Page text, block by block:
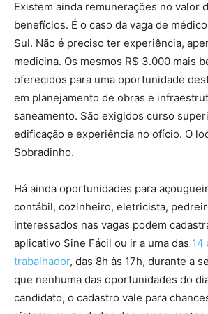
Existem ainda remunerações no valor
benefícios. É o caso da vaga de
Sul. Não é preciso ter experiência,
medicina. Os mesmos R$ 3.000 mais
oferecidos para uma oportunidade
em planejamento de obras e
saneamento. São exigidos curso
edificação e experiência no ofício. O
Sobradinho.
Há ainda oportunidades para
contábil, cozinheiro, eletricista,
interessados nas vagas podem
aplicativo Sine Fácil ou ir a uma das 14
trabalhador, das 8h às 17h, durante a
que nenhuma das oportunidades do
candidato, o cadastro vale para